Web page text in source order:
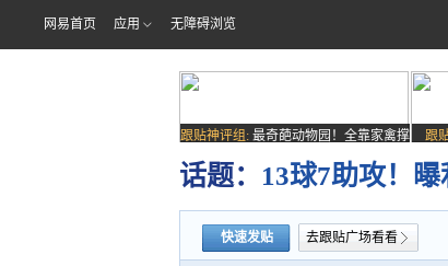
网易首页 应用 无障碍浏览
跟贴神评组: 最奇葩动物园！全靠家禽撑
场子
跟
话题： 13球7助攻！
快速发贴 去跟贴广场看看